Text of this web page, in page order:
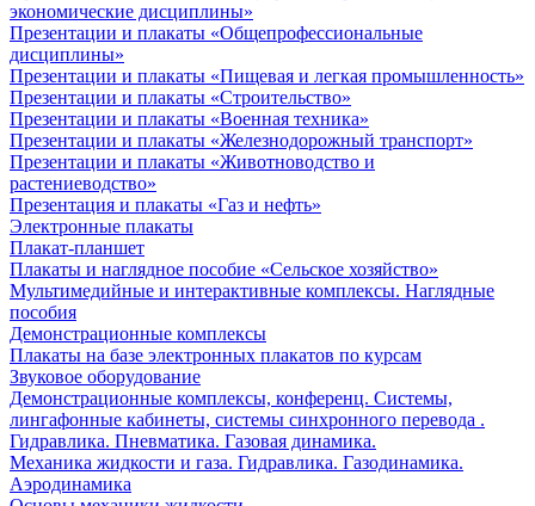
экономические дисциплины»
Презентации и плакаты «Общепрофессиональные
дисциплины»
Презентации и плакаты «Пищевая и легкая промышленность»
Презентации и плакаты «Строительство»
Презентации и плакаты «Военная техника»
Презентации и плакаты «Железнодорожный транспорт»
Презентации и плакаты «Животноводство и
растениеводство»
Презентация и плакаты «Газ и нефть»
Электронные плакаты
Плакат-планшет
Плакаты и наглядное пособие «Сельское хозяйство»
Мультимедийные и интерактивные комплексы. Наглядные
пособия
Демонстрационные комплексы
Плакаты на базе электронных плакатов по курсам
Звуковое оборудование
Демонстрационные комплексы, конференц. Системы,
лингафонные кабинеты, системы синхронного перевода .
Гидравлика. Пневматика. Газовая динамика.
Механика жидкости и газа. Гидравлика. Газодинамика.
Аэродинамика